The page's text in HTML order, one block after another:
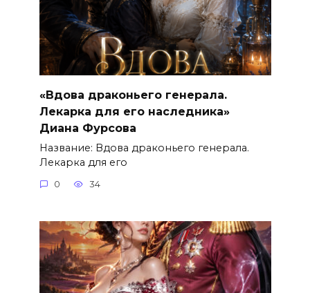
«Вдова драконьего генерала.
Лекарка для его наследника»
Диана Фурсова
Название: Вдова драконьего генерала.
Лекарка для его
0 34